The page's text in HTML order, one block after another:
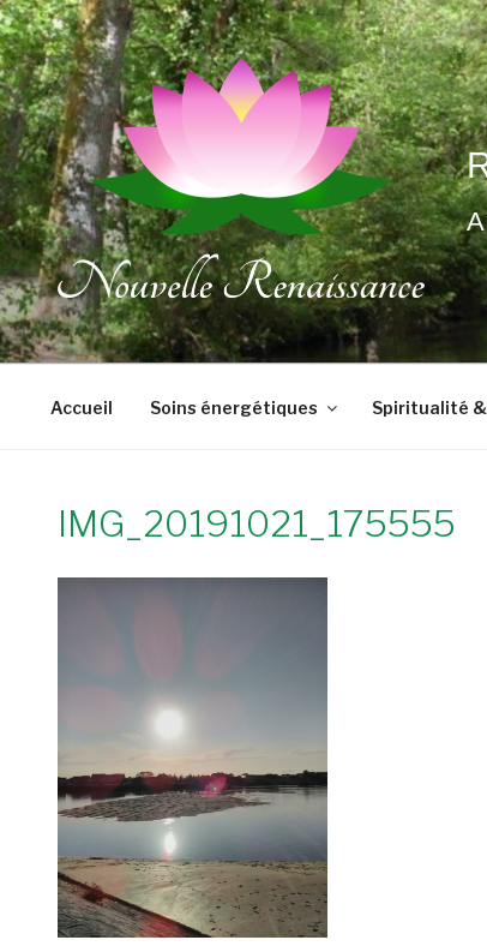
Aller
au
contenu
principal
Accueil Soins énergétiques Spiritualité
IMG_20191021_175555